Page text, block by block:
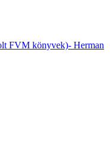
FVM könyvek)- Herman